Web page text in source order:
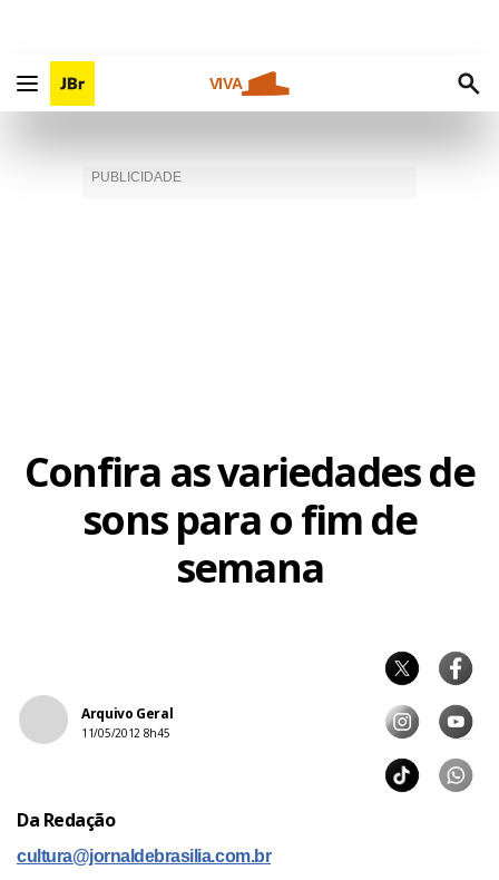
VIVA
Confira as variedades de
sons para o fim de
semana
Arquivo Geral
11/05/2012 8h45
Da Redação
cultura@jornaldebrasilia.com.br